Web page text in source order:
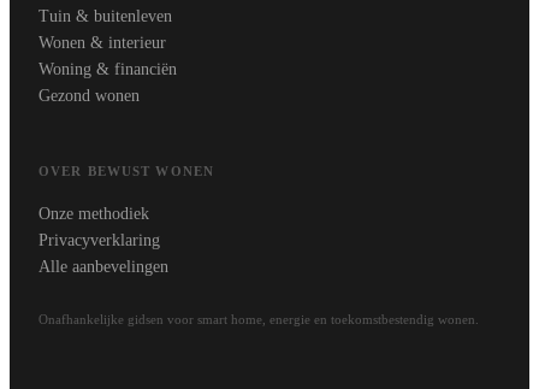
Tuin & buitenleven
Wonen & interieur
Woning & financiën
Gezond wonen
OVER BEWUST WONEN
Onze methodiek
Privacyverklaring
Alle aanbevelingen
Onafhankelijke gidsen voor smart home, energie en toekomstbestendig wonen.